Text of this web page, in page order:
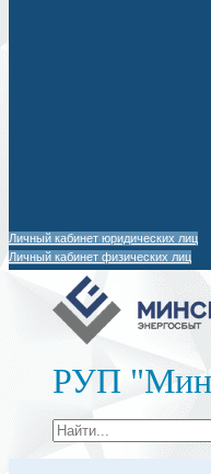
Личный кабинет юридических лиц
Личный кабинет физических лиц
РУП